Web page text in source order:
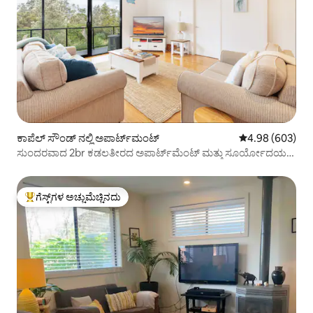
ಕಾಪೆಲ್ ಸೌಂಡ್ ನಲ್ಲಿ ಅಪಾರ್ಟ್‌ಮಂಟ್ 5 ರಲ್ಲಿ 4.98
4.98 (603)
ಸುಂದರವಾದ 2br ಕಡಲತೀರದ ಅಪಾರ್ಟ್‌ಮೆಂಟ್ ಮತ್ತು ಸೂರ್ಯೋದಯ
ಗೆಸ್ಟ್‌ಗಳಿಗೆ ಅತಿ ಹೆಚ್ಚು ಅಚ್ಚುಮೆಚ್ಚಿನದು
ಗೆಸ್ಟ್‌ಗಳ ಅಚ್ಚುಮೆಚ್ಚಿನದು